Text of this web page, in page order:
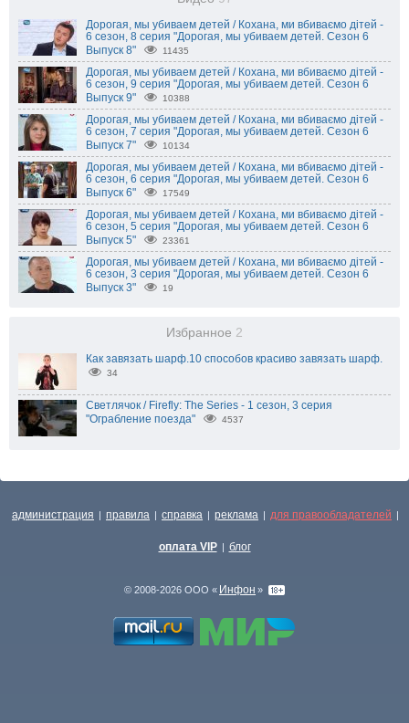
Дорогая, мы убиваем детей / Кохана, ми вбиваємо дітей -
6 сезон, 8 серия "Дорогая, мы убиваем детей. Сезон 6
Выпуск 8"
11435
Дорогая, мы убиваем детей / Кохана, ми вбиваємо дітей -
6 сезон, 9 серия "Дорогая, мы убиваем детей. Сезон 6
Выпуск 9"
10388
Дорогая, мы убиваем детей / Кохана, ми вбиваємо дітей -
6 сезон, 7 серия "Дорогая, мы убиваем детей. Сезон 6
Выпуск 7"
10134
Дорогая, мы убиваем детей / Кохана, ми вбиваємо дітей -
6 сезон, 6 серия "Дорогая, мы убиваем детей. Сезон 6
Выпуск 6"
17549
Дорогая, мы убиваем детей / Кохана, ми вбиваємо дітей -
6 сезон, 5 серия "Дорогая, мы убиваем детей. Сезон 6
Выпуск 5"
23361
Дорогая, мы убиваем детей / Кохана, ми вбиваємо дітей -
6 сезон, 3 серия "Дорогая, мы убиваем детей. Сезон 6
Выпуск 3"
19
Избранное 2
Как завязать шарф.10 способов красиво завязать шарф.
34
Светлячок / Firefly: The Series - 1 сезон, 3 серия
"Ограбление поезда"
4537
администрация | правила | справка | реклама | для правообладателей |
оплата VIP | блог
© 2008-2026 ООО « Инфон »